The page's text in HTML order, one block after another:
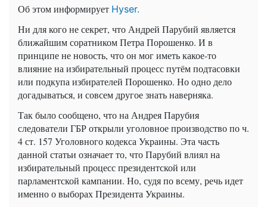
Об этом информирует Hyser.
Ни для кого не секрет, что Андрей Парубий является
ближайшим соратником Петра Порошенко. И в
принципе не новость, что он мог иметь какое-то
влияние на избирательный процесс путём подтасовки
или подкупа избирателей Порошенко. Но одно дело
догадываться, и совсем другое знать наверняка.
Так было сообщено, что на Андрея Парубия
следователи ГБР открыли уголовное производство по ч.
4 ст. 157 Уголовного кодекса Украины. Эта часть
данной статьи означает то, что Парубий влиял на
избирательный процесс президентской или
парламентской кампании. Но, судя по всему, речь идет
именно о выборах Президента Украины.